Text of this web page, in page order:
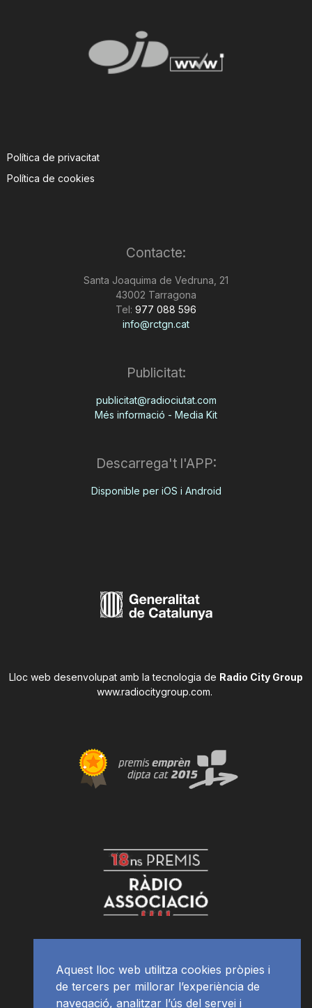
Política de privacitat
Política de cookies
Contacte:
Santa Joaquima de Vedruna, 21
43002 Tarragona
Tel: 977 088 596
info@rctgn.cat
Publicitat:
publicitat@radiociutat.com
Més informació - Media Kit
Descarrega't l'APP:
Disponible per iOS i Android
Lloc web desenvolupat amb la tecnologia de Radio City Group
www.radiocitygroup.com.
Aquest lloc web utilitza cookies pròpies i
de tercers per millorar l’experiència de
navegació, analitzar l’ús del servei i